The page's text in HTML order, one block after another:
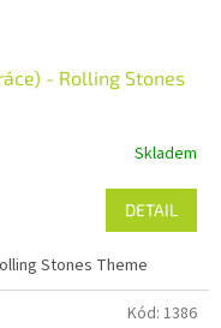
- Rolling Stones
Skladem
DETAIL
Stones Theme
Kód: 1386